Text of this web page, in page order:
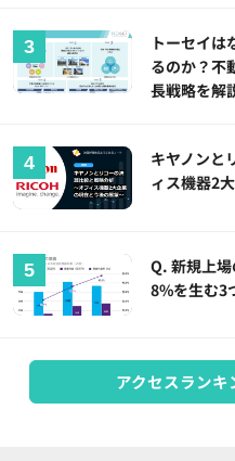
トーセイは
るのか？不
長戦略を解
キヤノンと
ィス機器2
Q. 新規上
8%を生む3
アクセスランキ